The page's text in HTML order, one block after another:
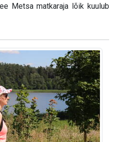
Metsa matkaraja lõik kuulub